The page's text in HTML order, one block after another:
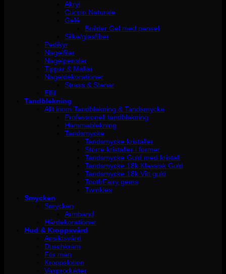
Akryl
Cuccio Naturale
Gelé
Builder Gel med pensel
Silke/glasfiber
Pedikyr
Nagelfilar
Nagelpenslar
Tippar & Mallar
Nageldekorationer
Strass & Stenar
Elfil
Tandblekning
Allt inom Tandblekning & Tandsmycke
Professionell tandblekning
Hemmablekning
Tandsmycke
Tandsmycke kristaller
Större kristaller i former
Tandsmycke Guld med kristall
Tandsmycke 18k Klassisk Guld
Tandsmycke 18k Vitt guld
ToothFairy gems
Twinkles
Smycken
Smycken
Armband
Hårdekorationer
Hud & Kroppsvård
Ansiktsvård
Duschkräm
För män
Kroppslotion
Vaxprodukter